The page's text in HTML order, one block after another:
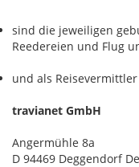
sind die jeweiligen
Reedereien und Flug
und als Reisevermittler
travianet GmbH
Angermühle 8a
D 94469 Deggendorf